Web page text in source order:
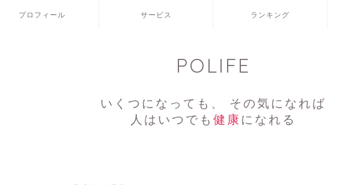
プロフィール サービス ランキング
POLIFE
いくつになっても、 その気になれば
人はいつでも 健康 になれる